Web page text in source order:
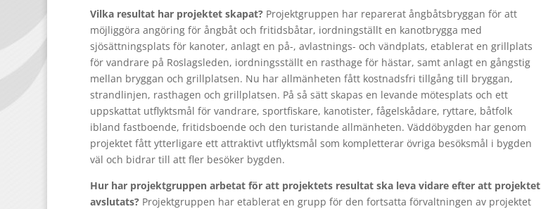
Vilka resultat har projektet skapat?Projektgruppen har reparerat ångbåtsbryggan för att
möjliggöra angöring för ångbåt och fritidsbåtar, iordningställt en kanotbrygga med
sjösättningsplats för kanoter, anlagt en på-, avlastnings- och vändplats, etablerat en grillplats
för vandrare på Roslagsleden, iordningsställt en rasthage för hästar, samt anlagt en gångstig
mellan bryggan och grillplatsen. Nu har allmänheten fått kostnadsfri tillgång till bryggan,
strandlinjen, rasthagen och grillplatsen. På så sätt skapas en levande mötesplats och ett
uppskattat utflyktsmål för vandrare, sportfiskare, kanotister, fågelskådare, ryttare, båtfolk
ibland fastboende, fritidsboende och den turistande allmänheten. Väddöbygden har genom
projektet fått ytterligare ett attraktivt utflyktsmål som kompletterar övriga besöksmål i bygden
väl och bidrar till att fler besöker bygden.
Hur har projektgruppen arbetat för att projektets resultat ska leva vidare efter att projektet
avslutats?Projektgruppen har etablerat en grupp för den fortsatta förvaltningen av projektet